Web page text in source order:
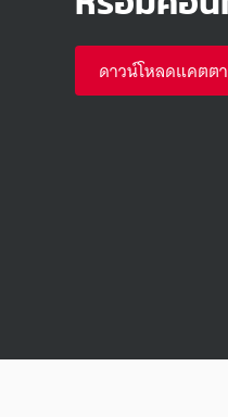
ดาวน์โหลดแคตต